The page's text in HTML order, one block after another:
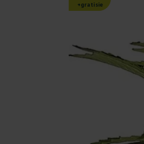
+gratisie